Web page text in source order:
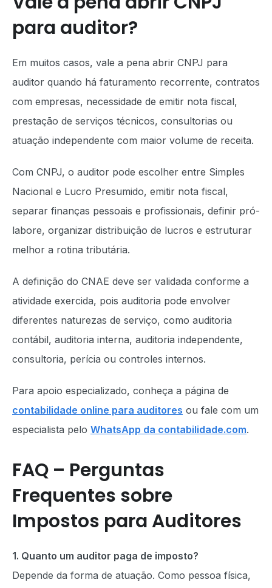
para auditor?
Em muitos casos, vale a pena abrir CNPJ para
auditor quando há faturamento recorrente, contratos
com empresas, necessidade de emitir nota fiscal,
prestação de serviços técnicos, consultorias ou
atuação independente com maior volume de receita.
Com CNPJ, o auditor pode escolher entre Simples
Nacional e Lucro Presumido, emitir nota fiscal,
separar finanças pessoais e profissionais, definir pró-
labore, organizar distribuição de lucros e estruturar
melhor a rotina tributária.
A definição do CNAE deve ser validada conforme a
atividade exercida, pois auditoria pode envolver
diferentes naturezas de serviço, como auditoria
contábil, auditoria interna, auditoria independente,
consultoria, perícia ou controles internos.
Para apoio especializado, conheça a página de
contabilidade online para auditores ou fale com um
especialista pelo WhatsApp da contabilidade.com.
FAQ – Perguntas
Frequentes sobre
Impostos para Auditores
1. Quanto um auditor paga de imposto?
Depende da forma de atuação. Como pessoa física,